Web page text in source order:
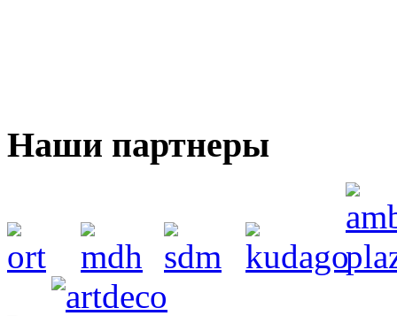
Наши партнеры